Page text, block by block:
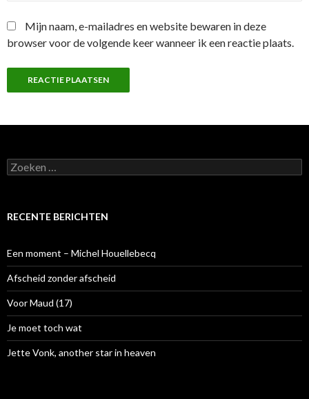
Mijn naam, e-mailadres en website bewaren in deze
browser voor de volgende keer wanneer ik een reactie plaats.
Z
o
e
a
a
r
:
RECENTE BERICHTEN
Een moment – Michel Houellebecq
Afscheid zonder afscheid
Voor Maud (17)
Je moet toch wat
Jette Vonk, another star in heaven